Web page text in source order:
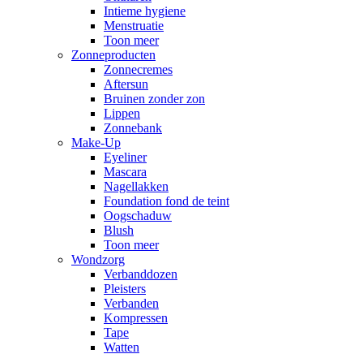
Intieme hygiene
Menstruatie
Toon meer
Zonneproducten
Zonnecremes
Aftersun
Bruinen zonder zon
Lippen
Zonnebank
Make-Up
Eyeliner
Mascara
Nagellakken
Foundation fond de teint
Oogschaduw
Blush
Toon meer
Wondzorg
Verbanddozen
Pleisters
Verbanden
Kompressen
Tape
Watten